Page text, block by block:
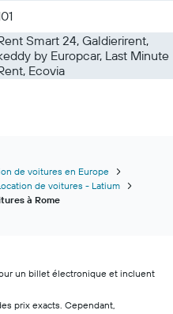
Smart 24, Galdierirent,
by Europcar, Last Minute
Ecovia
de voitures en Europe
de voitures - Latium
à Rome
un billet électronique et incluent
prix exacts. Cependant,